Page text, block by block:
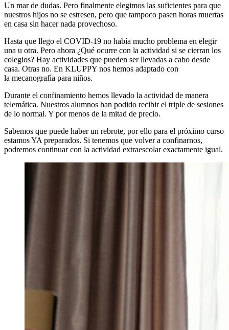
Un mar de dudas. Pero finalmente elegimos las suficientes para que
nuestros hijos no se estresen, pero que tampoco pasen horas muertas
en casa sin hacer nada provechoso.
Hasta que llego el COVID-19 no había mucho problema en elegir
una u otra. Pero ahora ¿Qué ocurre con la actividad si se cierran los
colegios? Hay actividades que pueden ser llevadas a cabo desde
casa. Otras no. En KLUPPY nos hemos adaptado con
la mecanografía para niños.
Durante el confinamiento hemos llevado la actividad de manera
telemática. Nuestros alumnos han podido recibir el triple de sesiones
de lo normal. Y por menos de la mitad de precio.
Sabemos que puede haber un rebrote, por ello para el próximo curso
estamos YA preparados. Si tenemos que volver a confinarnos,
podremos continuar con la actividad extraescolar exactamente igual.